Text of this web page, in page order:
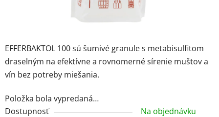
EFFERBAKTOL 100 sú šumivé granule s metabisulfitom
draselným na efektívne a rovnomerné sírenie muštov a
vín bez potreby miešania.
Položka bola vypredaná…
Dostupnosť
Na objednávku